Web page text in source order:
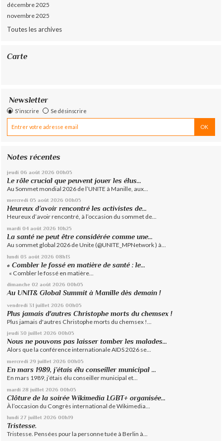
décembre 2025
novembre 2025
Toutes les archives
Carte
Newsletter
S'inscrire Se désinscrire
Notes récentes
jeudi 06 août 2026 00h05
Le rôle crucial que peuvent jouer les élus...
Au Sommet mondial 2026 de l’UNITE à Manille, aux...
mercredi 05 août 2026 00h05
Heureux d’avoir rencontré les activistes de...
Heureux d’avoir rencontré, à l’occasion du sommet de...
mardi 04 août 2026 10h25
La santé ne peut être considérée comme une...
Au sommet global 2026 de Unite (@UNITE_MPNetwork ) à...
lundi 03 août 2026 08h13
« Combler le fossé en matière de santé : le...
« Combler le fossé en matière...
dimanche 02 août 2026 00h05
Au UNIT& Global Summit à Manille dès demain !
vendredi 31 juillet 2026 00h05
Plus jamais d'autres Christophe morts du chemsex !
Plus jamais d'autres Christophe morts du chemsex !...
jeudi 30 juillet 2026 00h05
Nous ne pouvons pas laisser tomber les malades...
Alors que la conférence internationale AIDS 2026 se...
mercredi 29 juillet 2026 00h05
En mars 1989, j’étais élu conseiller municipal ...
En mars 1989, j’étais élu conseiller municipal et...
mardi 28 juillet 2026 00h05
Clôture de la soirée Wikimedia LGBT+ organisée...
À l’occasion du Congrès international de Wikimedia...
lundi 27 juillet 2026 00h19
Tristesse.
Tristesse. Pensées pour la personne tuée à Berlin à...